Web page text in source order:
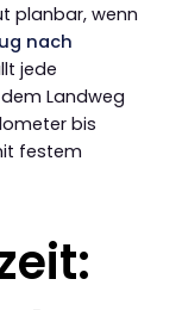
planbar, wenn
nach
jede
Landweg
bis
festem